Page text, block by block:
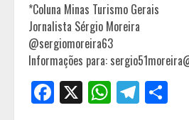
*Coluna Minas Turismo Gerais
Jornalista Sérgio Moreira
@sergiomoreira63
Informações para:
Facebook
X WhatsApp